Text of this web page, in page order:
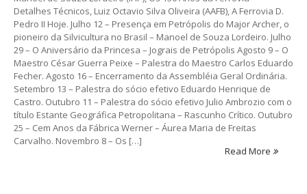
Detalhes Técnicos, Luiz Octavio Silva Oliveira (AAFB), A Ferrovia D.
Pedro II Hoje. Julho 12 – Presença em Petrópolis do Major Archer, o
pioneiro da Silvicultura no Brasil – Manoel de Souza Lordeiro. Julho
29 – O Aniversário da Princesa – Jograis de Petrópolis Agosto 9 – O
Maestro César Guerra Peixe – Palestra do Maestro Carlos Eduardo
Fecher. Agosto 16 – Encerramento da Assembléia Geral Ordinária.
Setembro 13 – Palestra do sócio efetivo Eduardo Henrique de
Castro. Outubro 11 – Palestra do sócio efetivo Julio Ambrozio com o
título Estante Geográfica Petropolitana – Rascunho Crítico. Outubro
25 – Cem Anos da Fábrica Werner – Áurea Maria de Freitas
Carvalho. Novembro 8 – Os […]
Read More